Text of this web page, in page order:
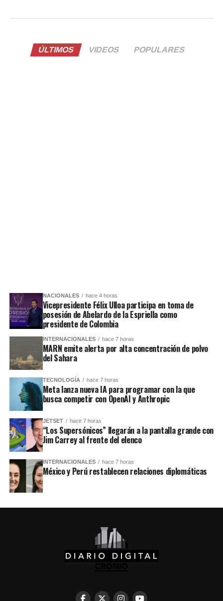
ÚLTIMOS VIDEOS POPULARES
NACIONALES hace 4 horas
Vicepresidente Félix Ulloa participa en toma de
posesión de Abelardo de la Espriella como
presidente de Colombia
INTERNACIONALES hace 7 horas
MARN emite alerta por alta concentración de polvo
del Sahara
TECNOLOGÍA hace 7 horas
Meta lanza nueva IA para programar con la que
busca competir con OpenAI y Anthropic
JETSET hace 7 horas
“Los Supersónicos” llegarán a la pantalla grande con
Jim Carrey al frente del elenco
INTERNACIONALES hace 7 horas
México y Perú restablecen relaciones diplomáticas